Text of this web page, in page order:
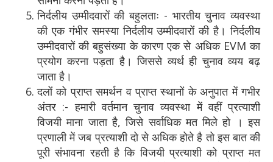
निर्दलीय उम्मीदवारों की बहुलताः - भारतीय चुनाव व्यवस्था
की एक गंभीर समस्या निर्दलीय उम्मीदवारों की है। निर्दलीय
उम्मीदवारों की बहुसंख्या के कारण एक से अधिक EVM का
प्रयोग करना पड़ता है। जिससे व्यर्थ ही चुनाव व्यय बढ़
जाता है।
दलों को प्राप्त समर्थन व प्राप्त स्थानों के अनुपात में गभीर
अंतर :- हमारी वर्तमान चुनाव व्यवस्था में वहीं प्रत्याशी
विजयी माना जाता है, जिसे सर्वाधिक मत मिले हो । इस
प्रणाली में जब प्रत्याशी दो से अधिक होते है तो इस बात की
पूरी संभावना रहती है कि विजयी प्रत्याशी को प्राप्त मत